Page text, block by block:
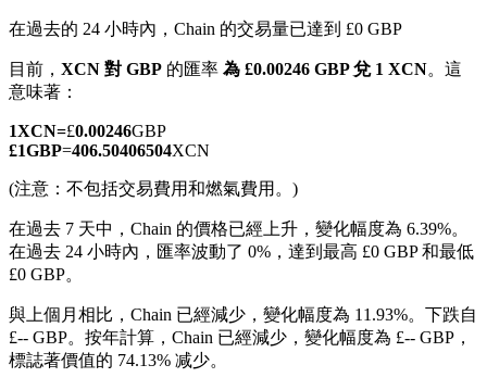
以數字貨幣為保證金的永續合約
美股、外匯、貴金屬及大宗商品衍生性商品
USDC永續
在過去的 24 小時內，Chain 的交易量已達到 £0 GBP
目前， XCN 對 GBP 的匯率 為 £0.00246 GBP 兌 1 XCN。這
意味著：
1XCN=£0.00246GBP
£1GBP=406.50406504XCN
(注意：不包括交易費用和燃氣費用。)
在過去 7 天中，Chain 的價格已經上升，變化幅度為 6.39%。
在過去 24 小時內，匯率波動了 0%，達到最高 £0 GBP 和最低
£0 GBP。
與上個月相比，Chain 已經減少，變化幅度為 11.93%。下跌自
£-- GBP。 按年計算，Chain 已經減少，變化幅度為 £-- GBP，
標誌著價值的 74.13% 减少。